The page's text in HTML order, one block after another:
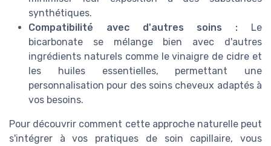
synthétiques.
Compatibilité avec d'autres soins : Le
bicarbonate se mélange bien avec d'autres
ingrédients naturels comme le vinaigre de cidre et
les huiles essentielles, permettant une
personnalisation pour des soins cheveux adaptés à
vos besoins.
Pour découvrir comment cette approche naturelle peut
s'intégrer à vos pratiques de soin capillaire, vous